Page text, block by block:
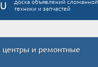
техники и запчастей
и ремонтные